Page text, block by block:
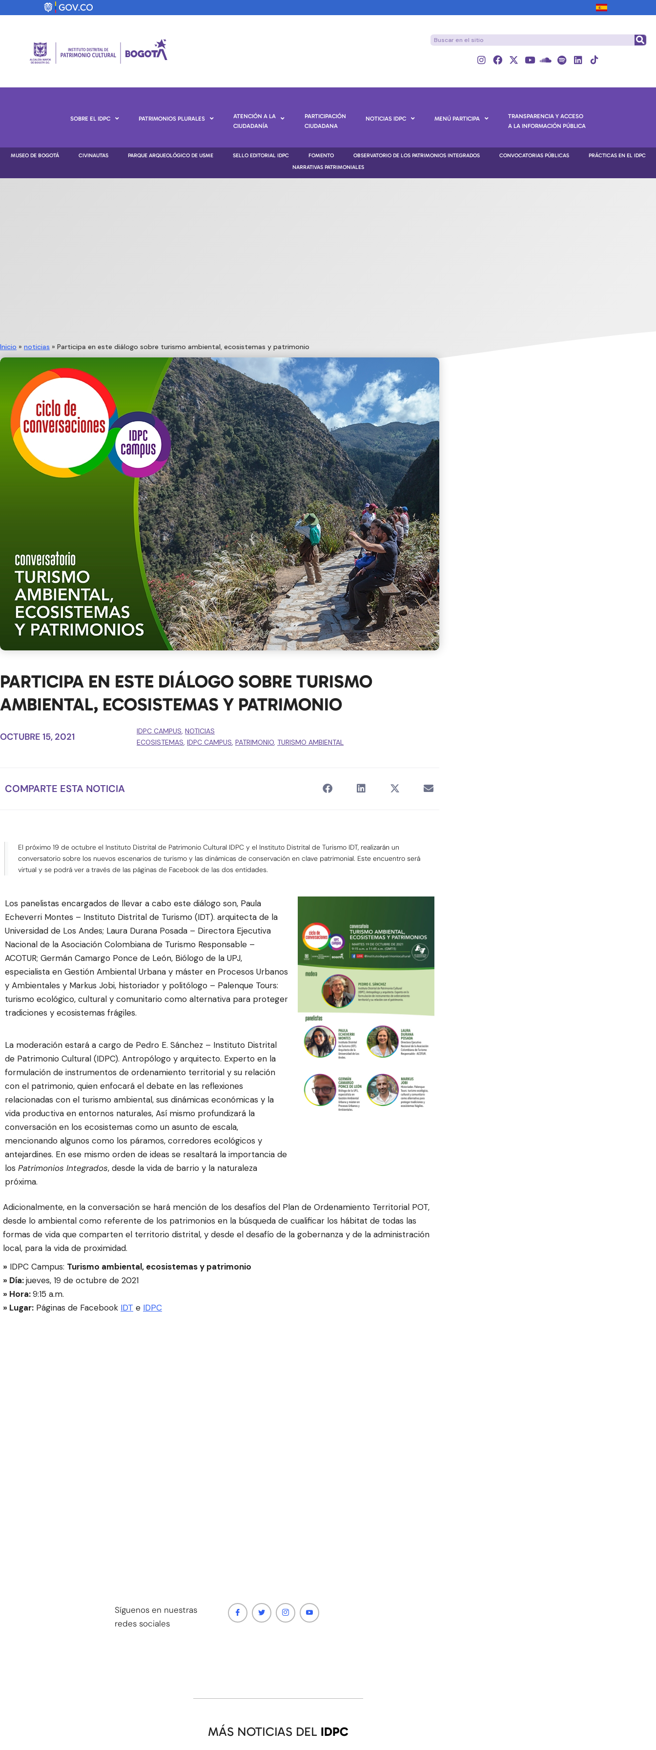
SOBRE EL IDPC PATRIMONIOS PLURALES
ATENCIÓN A LA
CIUDADANÍA
PARTICIPACIÓN
CIUDADANA
NOTICIAS IDPC MENÚ PARTICIPA
TRANSPARENCIA Y ACCESO
A LA INFORMACIÓN PÚBLICA
MUSEO DE BOGOTÁ CIVINAUTAS PARQUE ARQUEOLÓGICO DE USME SELLO EDITORIAL IDPC FOMENTO OBSERVATORIO DE LOS PATRIMONIOS INTEGRADOS CONVOCATORIAS PÚBLICAS
PRÁCTICAS EN EL IDPC
NARRATIVAS PATRIMONIALES
Inicio » noticias » Participa en este diálogo sobre turismo ambiental, ecosistemas y patrimonio
PARTICIPA EN ESTE DIÁLOGO SOBRE TURISMO
AMBIENTAL, ECOSISTEMAS Y PATRIMONIO
OCTUBRE 15, 2021 IDPC CAMPUS, NOTICIAS
ECOSISTEMAS, IDPC CAMPUS, PATRIMONIO, TURISMO AMBIENTAL
COMPARTE ESTA NOTICIA
El próximo 19 de octubre el Instituto Distrital de Patrimonio Cultural IDPC y el Instituto Distrital de Turismo IDT, realizarán un
conversatorio sobre los nuevos escenarios de turismo y las dinámicas de conservación en clave patrimonial. Este encuentro será
virtual y se podrá ver a través de las páginas de Facebook de las dos entidades.
Los panelistas encargados de llevar a cabo este diálogo son, Paula
Echeverri Montes – Instituto Distrital de Turismo (IDT). arquitecta de la
Universidad de Los Andes; Laura Durana Posada – Directora Ejecutiva
Nacional de la Asociación Colombiana de Turismo Responsable –
ACOTUR; Germán Camargo Ponce de León, Biólogo de la UPJ,
especialista en Gestión Ambiental Urbana y máster en Procesos Urbanos
y Ambientales y Markus Jobi, historiador y politólogo – Palenque Tours:
turismo ecológico, cultural y comunitario como alternativa para proteger
tradiciones y ecosistemas frágiles.
La moderación estará a cargo de Pedro E. Sánchez – Instituto Distrital
de Patrimonio Cultural (IDPC). Antropólogo y arquitecto. Experto en la
formulación de instrumentos de ordenamiento territorial y su relación
con el patrimonio, quien enfocará el debate en las reflexiones
relacionadas con el turismo ambiental, sus dinámicas económicas y la
vida productiva en entornos naturales, Así mismo profundizará la
conversación en los ecosistemas como un asunto de escala,
mencionando algunos como los páramos, corredores ecológicos y
antejardines. En ese mismo orden de ideas se resaltará la importancia de
los Patrimonios Integrados, desde la vida de barrio y la naturaleza
próxima.
Adicionalmente, en la conversación se hará mención de los desafíos del Plan de Ordenamiento Territorial POT,
desde lo ambiental como referente de los patrimonios en la búsqueda de cualificar los hábitat de todas las
formas de vida que comparten el territorio distrital, y desde el desafío de la gobernanza y de la administración
local, para la vida de proximidad.
» IDPC Campus: Turismo ambiental, ecosistemas y patrimonio
» Día:jueves, 19 de octubre de 2021
» Hora:9:15 a.m.
» Lugar: Páginas de Facebook IDT e IDPC
Síguenos en nuestras
redes sociales
MÁS NOTICIAS DEL IDPC